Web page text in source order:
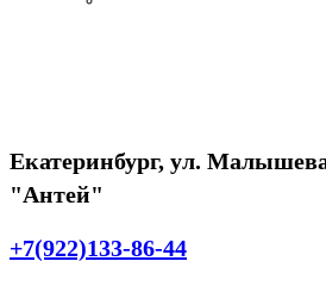
Екатеринбург, ул.
"Антей"
+7(922)133-86-44